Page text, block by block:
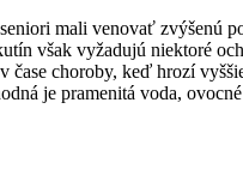
mali venovať
však vyžadujú niektoré
choroby, keď hrozí
je pramenitá voda,